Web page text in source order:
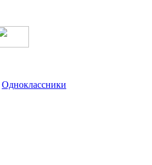
Одноклассники